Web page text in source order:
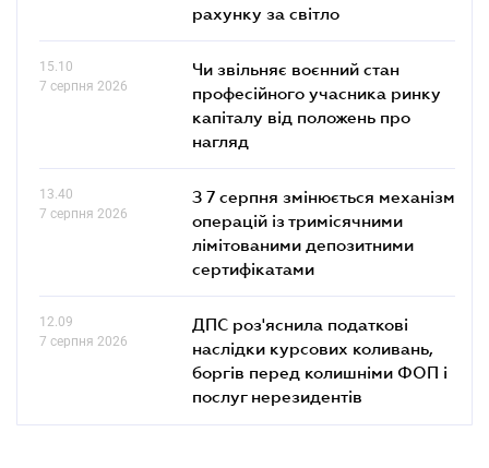
рахунку за світло
15.10
7 серпня 2026
Чи звільняє воєнний стан
професійного учасника ринку
капіталу від положень про
нагляд
13.40
7 серпня 2026
З 7 серпня змінюється механізм
операцій із тримісячними
лімітованими депозитними
сертифікатами
12.09
7 серпня 2026
ДПС роз'яснила податкові
наслідки курсових коливань,
боргів перед колишніми ФОП і
послуг нерезидентів